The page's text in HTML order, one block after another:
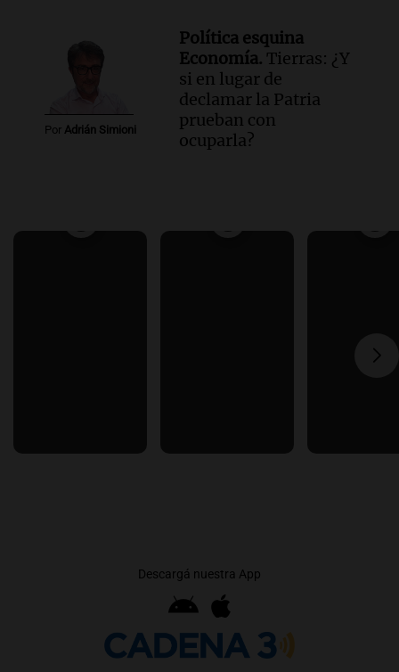
Por Adrián Simioni
Política esquina
Economía. Tierras: ¿Y
si en lugar de
declamar la Patria
prueban con
ocuparla?
Descargá nuestra App